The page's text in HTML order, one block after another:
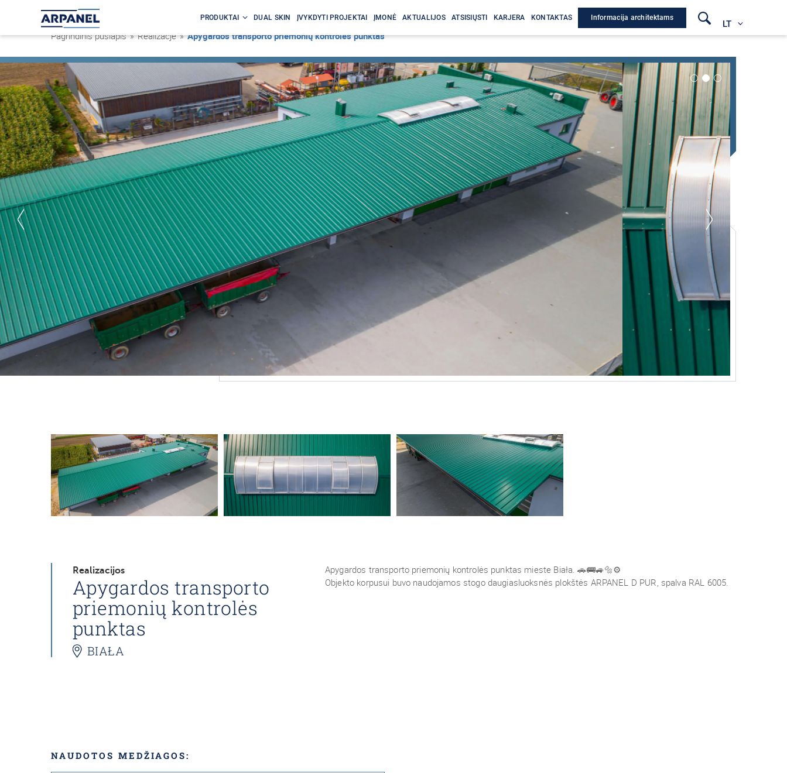
PRODUKTAI DUAL SKIN ĮVYKDYTI PROJEKTAI ĮMONĖ AKTUALIJOS ATSISIŲSTI KARJERA KONTAKTAS Informacija architektams
LT
Pagrindinis puslapis » Realizacje »Apygardos transporto priemonių kontrolės punktas
Realizacijos
Apygardos transporto
priemonių kontrolės
punktas
BIAŁA
Apygardos transporto priemonių kontrolės punktas mieste Biała. 🚗🚌🚙🔩⚙️
Objekto korpusui buvo naudojamos stogo daugiasluoksnės plokštės ARPANEL D PUR, spalva RAL 6005.
NAUDOTOS MEDŽIAGOS: